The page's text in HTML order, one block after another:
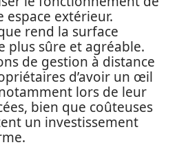
espace extérieur.
rend la surface
plus sûre et agréable.
de gestion à distance
d’avoir un œil
lors de leur
bien que coûteuses
un investissement